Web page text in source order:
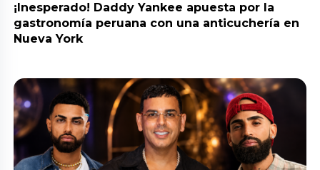
¡Inesperado! Daddy Yankee apuesta por la
gastronomía peruana con una anticuchería en
Nueva York